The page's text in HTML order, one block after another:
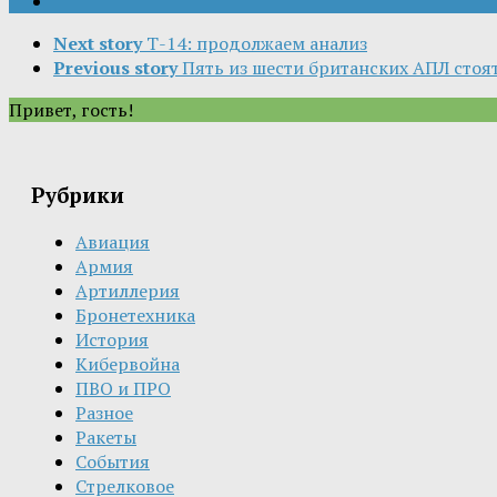
Next story Т-14: продолжаем анализ
Previous storyПять из шести британских АПЛ
Привет, гость!
Рубрики
Авиация
Армия
Артиллерия
Бронетехника
История
Кибервойна
ПВО и ПРО
Разное
Ракеты
События
Стрелковое